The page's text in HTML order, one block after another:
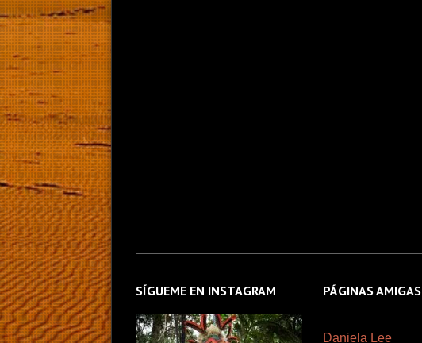
SÍGUEME EN INSTAGRAM PÁGINAS AMIGAS
Daniela Lee